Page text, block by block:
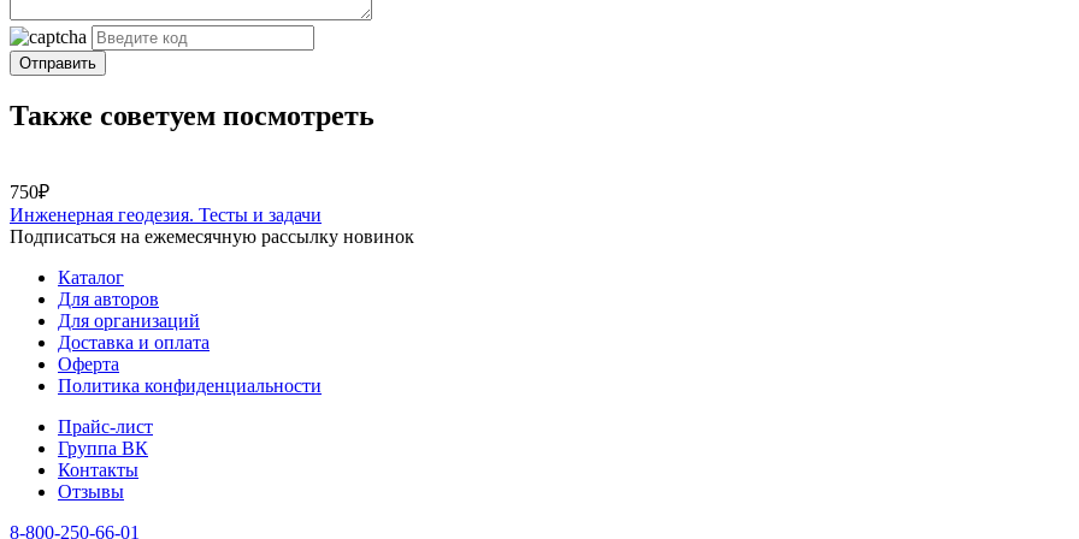
Отправить
Также советуем посмотреть
750₽
Инженерная геодезия. Тесты и задачи
Подписаться на ежемесячную рассылку новинок
Каталог
Для авторов
Для организаций
Доставка и оплата
Оферта
Политика конфиденциальности
Прайс-лист
Группа ВК
Контакты
Отзывы
8-800-250-66-01